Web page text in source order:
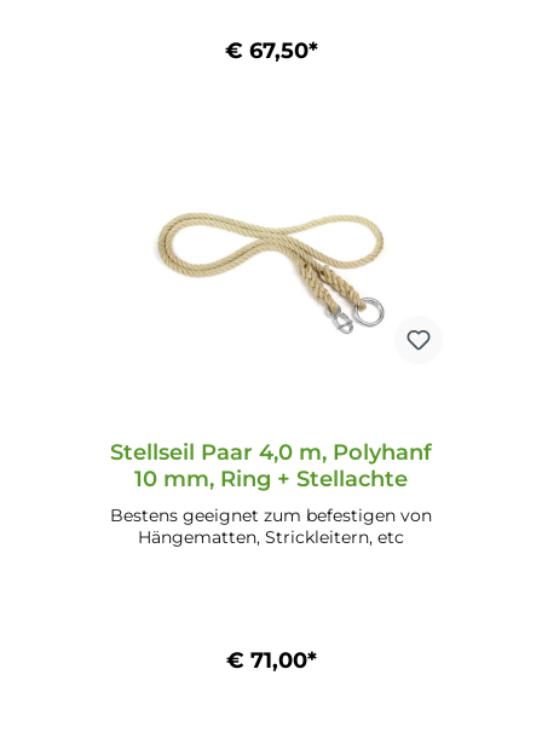
€ 67,50*
Stellseil Paar 4,0 m, Polyhanf
10 mm, Ring + Stellachte
Bestens geeignet zum befestigen von
Hängematten, Strickleitern, etc
€ 71,00*